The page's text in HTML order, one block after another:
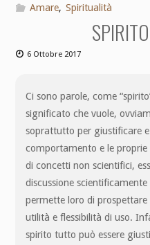
Amare, Spiritualità
6 Ottobre 2017
Ci sono parole, come
significato che vuole,
soprattutto per giustificare
comportamento e le
di concetti non scientifici,
discussione
permette loro di
utilità e flessibilità di uso.
spirito tutto può essere